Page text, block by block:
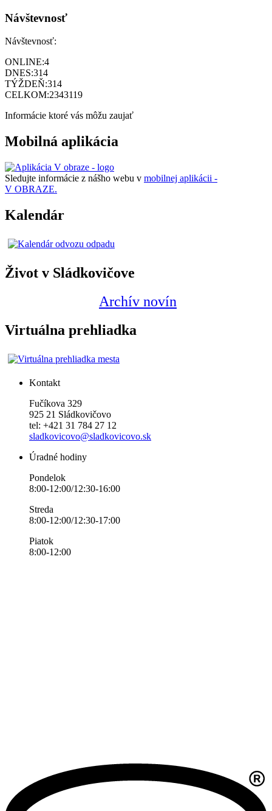
Návštevnosť
Návštevnosť:
ONLINE:4
DNES:314
TÝŽDEŇ:314
CELKOM:2343119
Informácie ktoré vás môžu zaujať
Mobilná aplikácia
Sledujte informácie z nášho webu v mobilnej aplikácii -
V OBRAZE.
Kalendár
Život v Sládkovičove
Archív novín
Virtuálna prehliadka
Kontakt
Fučíkova 329
925 21 Sládkovičovo
tel: +421 31 784 27 12
sladkovicovo@sladkovicovo.sk
Úradné hodiny
Pondelok
8:00-12:00/12:30-16:00
Streda
8:00-12:00/12:30-17:00
Piatok
8:00-12:00